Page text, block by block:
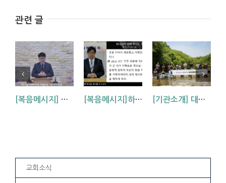
관련 글
[복음메시지] 하나님 아버지의 마음 (눅15:11~24) [복음메시지]하나님이 입혀주시는 옷 (창 3:7,21) [기관소개] 대방교회 학생부를 소개합니다.
교회소식